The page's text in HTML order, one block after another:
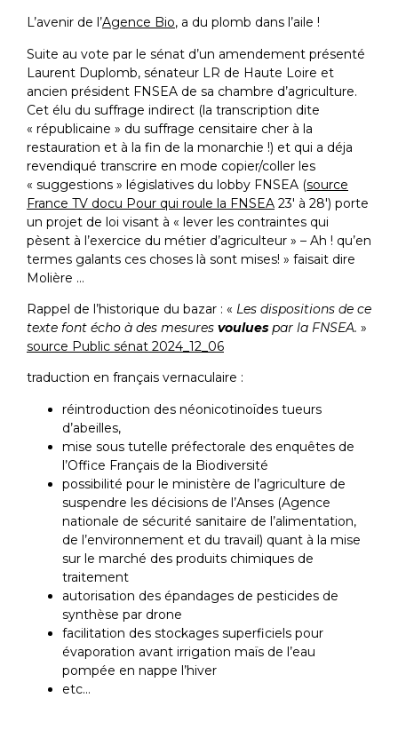
L’avenir de l’Agence Bio, a du plomb dans l’aile !
Suite au vote par le sénat d’un amendement présenté
Laurent Duplomb, sénateur LR de Haute Loire et
ancien président FNSEA de sa chambre d’agriculture.
Cet élu du suffrage indirect (la transcription dite
« républicaine » du suffrage censitaire cher à la
restauration et à la fin de la monarchie !) et qui a déja
revendiqué transcrire en mode copier/coller les
« suggestions » législatives du lobby FNSEA (source
France TV docu Pour qui roule la FNSEA 23′ à 28′) porte
un projet de loi visant à « lever les contraintes qui
pèsent à l’exercice du métier d’agriculteur » – Ah ! qu’en
termes galants ces choses là sont mises! » faisait dire
Molière …
Rappel de l’historique du bazar : « Les dispositions de ce
texte font écho à des mesures voulues par la FNSEA. »
source Public sénat 2024_12_06
traduction en français vernaculaire :
réintroduction des néonicotinoïdes tueurs
d’abeilles,
mise sous tutelle préfectorale des enquêtes de
l’Office Français de la Biodiversité
possibilité pour le ministère de l’agriculture de
suspendre les décisions de l’Anses (Agence
nationale de sécurité sanitaire de l’alimentation,
de l’environnement et du travail) quant à la mise
sur le marché des produits chimiques de
traitement
autorisation des épandages de pesticides de
synthèse par drone
facilitation des stockages superficiels pour
évaporation avant irrigation maïs de l’eau
pompée en nappe l’hiver
etc…